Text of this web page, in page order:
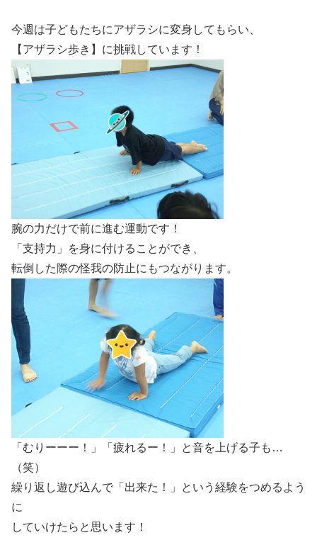
今週は子どもたちにアザラシに変身してもらい、
【アザラシ歩き】に挑戦しています！
腕の力だけで前に進む運動です！
「支持力」を身に付けることができ、
転倒した際の怪我の防止にもつながります。
「むりーーー！」「疲れるー！」と音を上げる子も…
（笑）
繰り返し遊び込んで「出来た！」という経験をつめるよう
に
していけたらと思います！